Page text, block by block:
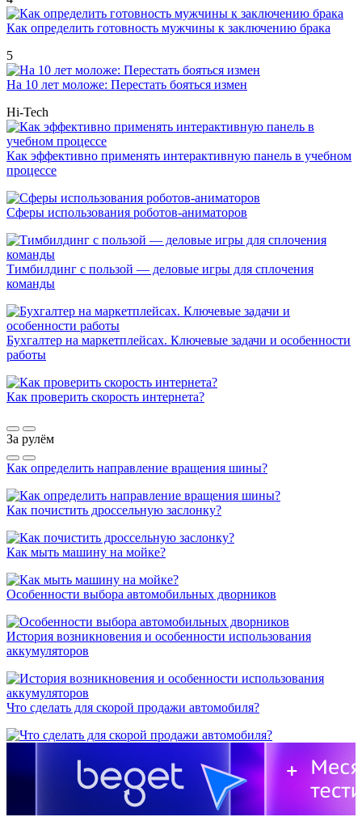
Как определить готовность мужчины к заключению брака
5
На 10 лет моложе: Перестать бояться измен
Hi-Tech
Как эффективно применять интерактивную панель в учебном
процессе
Сферы использования роботов-аниматоров
Тимбилдинг с пользой — деловые игры для сплочения
команды
Бухгалтер на маркетплейсах. Ключевые задачи и особенности
работы
Как проверить скорость интернета?
За рулём
Как определить направление вращения шины?
Как почистить дроссельную заслонку?
Как мыть машину на мойке?
Особенности выбора автомобильных дворников
История возникновения и особенности использования
аккумуляторов
Что сделать для скорой продажи автомобиля?